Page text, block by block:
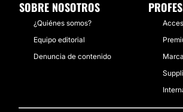
SOBRE NOSOTROS
¿Quiénes somos?
Equipo editorial
Denuncia de contenido